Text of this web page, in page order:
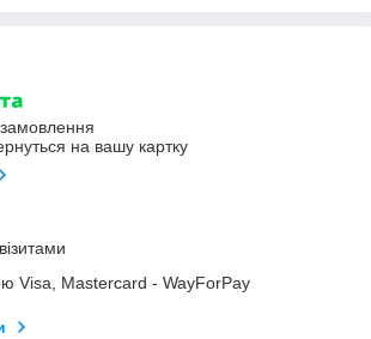
на вашу картку
Visa, Mastercard - WayForPay